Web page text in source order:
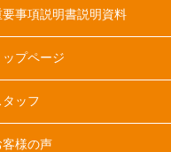
要事項説明書説明資料
ップページ
タッフ
客様の声